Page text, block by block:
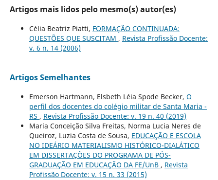
Artigos mais lidos pelo mesmo(s) autor(es)
Célia Beatriz Piatti, FORMAÇÃO CONTINUADA:
QUESTÕES QUE SUSCITAM , Revista Profissão Docente:
v. 6 n. 14 (2006)
Artigos Semelhantes
Emerson Hartmann, Elsbeth Léia Spode Becker, O
perfil dos docentes do colégio militar de Santa Maria -
RS , Revista Profissão Docente: v. 19 n. 40 (2019)
Maria Conceição Silva Freitas, Norma Lucia Neres de
Queiroz, Luzia Costa de Sousa, EDUCAÇÃO E ESCOLA
NO IDEÁRIO MATERIALISMO HISTÓRICO-DIALÁTICO
EM DISSERTAÇÕES DO PROGRAMA DE PÓS-
GRADUAÇÃO EM EDUCAÇÃO DA FE/UnB , Revista
Profissão Docente: v. 15 n. 33 (2015)